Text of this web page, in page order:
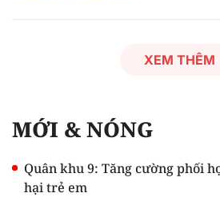
XEM THÊM
MỚI & NÓNG
Quân khu 9: Tăng cường phối
hại trẻ em